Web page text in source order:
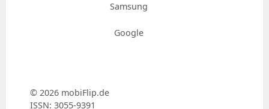
Samsung
Google
© 2026 mobiFlip.de
ISSN: 3055-9391